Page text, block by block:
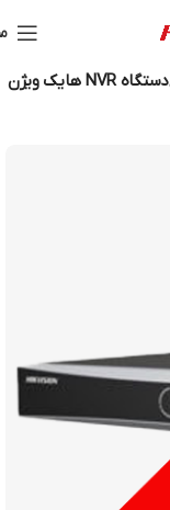
دستگاه NVR هایک ویژن